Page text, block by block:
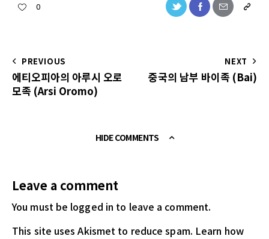
0
PREVIOUS
에티오피아의 아루시 오로
모족 (Arsi Oromo)
NEXT
중국의 남부 바이족 (Bai)
HIDE COMMENTS
Leave a comment
You must be logged in to leave a comment.
This site uses Akismet to reduce spam. Learn how